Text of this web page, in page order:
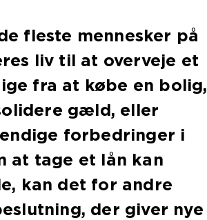
fleste mennesker på
liv til at overveje et
fra at købe en bolig,
gæld, eller
forbedringer i
at tage et lån kan
kan det for andre
der giver nye